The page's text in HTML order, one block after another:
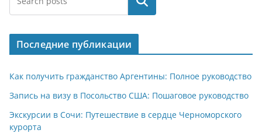
s
A
p
p
gr
a
m
o
kl
a
ss
ni
ki
р
в
и
т
ь
Последние публикации
Как получить гражданство Аргентины: Полное руководство
Запись на визу в Посольство США: Пошаговое руководство
Экскурсии в Сочи: Путешествие в сердце Черноморского
курорта